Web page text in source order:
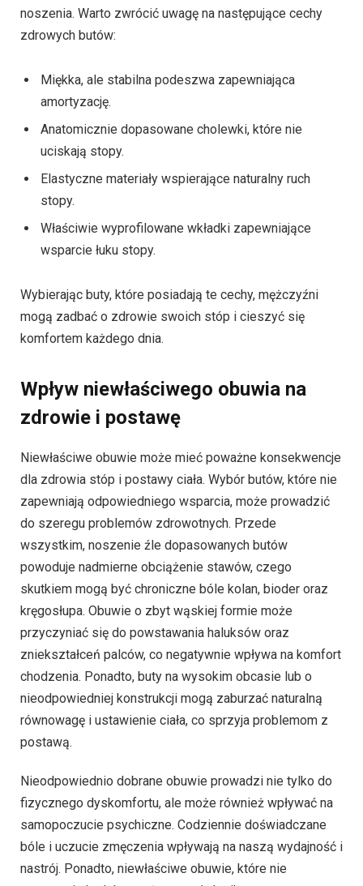
noszenia. Warto zwrócić uwagę na następujące cechy
zdrowych butów:
Miękka, ale stabilna podeszwa zapewniająca
amortyzację.
Anatomicznie dopasowane cholewki, które nie
uciskają stopy.
Elastyczne materiały wspierające naturalny ruch
stopy.
Właściwie wyprofilowane wkładki zapewniające
wsparcie łuku stopy.
Wybierając buty, które posiadają te cechy, mężczyźni
mogą zadbać o zdrowie swoich stóp i cieszyć się
komfortem każdego dnia.
Wpływ niewłaściwego obuwia na
zdrowie i postawę
Niewłaściwe obuwie może mieć poważne konsekwencje
dla zdrowia stóp i postawy ciała. Wybór butów, które nie
zapewniają odpowiedniego wsparcia, może prowadzić
do szeregu problemów zdrowotnych. Przede
wszystkim, noszenie źle dopasowanych butów
powoduje nadmierne obciążenie stawów, czego
skutkiem mogą być chroniczne bóle kolan, bioder oraz
kręgosłupa. Obuwie o zbyt wąskiej formie może
przyczyniać się do powstawania haluksów oraz
zniekształceń palców, co negatywnie wpływa na komfort
chodzenia. Ponadto, buty na wysokim obcasie lub o
nieodpowiedniej konstrukcji mogą zaburzać naturalną
równowagę i ustawienie ciała, co sprzyja problemom z
postawą.
Nieodpowiednio dobrane obuwie prowadzi nie tylko do
fizycznego dyskomfortu, ale może również wpływać na
samopoczucie psychiczne. Codziennie doświadczane
bóle i uczucie zmęczenia wpływają na naszą wydajność i
nastrój. Ponadto, niewłaściwe obuwie, które nie